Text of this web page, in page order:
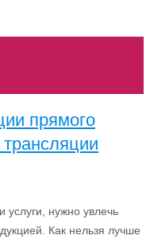
прямого
услуги, нужно увлечь
Как нельзя лучше